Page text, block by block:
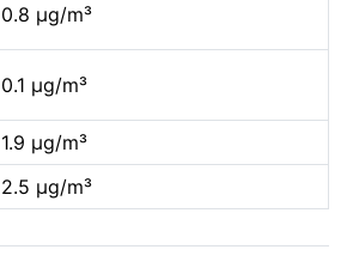
0.8 µg/m³
0.1 µg/m³
1.9 µg/m³
2.5 µg/m³